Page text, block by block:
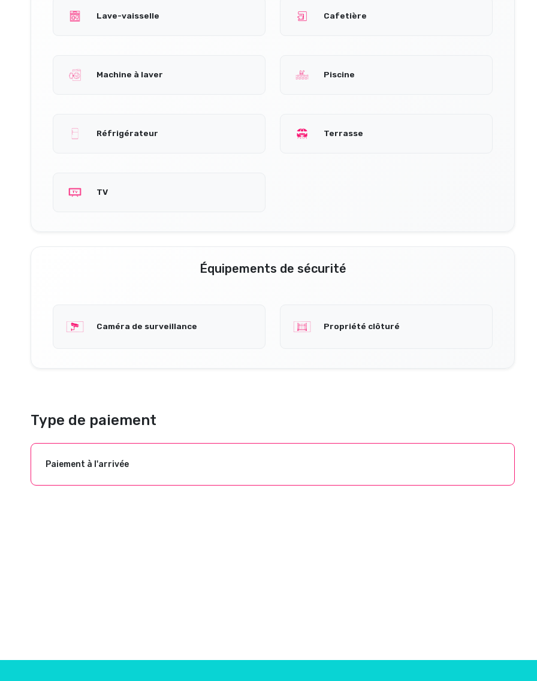
Lave-vaisselle Cafetière
Machine à laver Piscine
Réfrigérateur Terrasse
TV
Équipements de sécurité
Caméra de surveillance Propriété clôturé
Type de paiement
Paiement à l'arrivée